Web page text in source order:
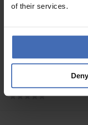
of their services.
CHF 69.00
Tommy Hilfiger Love